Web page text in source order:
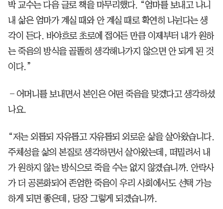
박 교수는 다음 글로 책을 마무리했다. “엄마를 보내고 나니
내 삶은 엄마가 계실 때와 안 계실 때로 확연히 나뉜다는 생
각이 든다. 바야흐로 초로에 접어든 만큼 이제부터 내가 원하
는 죽음의 방식을 골똘히 생각해나가지 않으면 안 되게 된 것
이다.”
―어머니를 보내면서 본인은 어떤 죽음을 맞겠다고 생각하셨
나요.
“저는 외롭되 자유롭고 자유롭되 외로운 삶을 살아왔습니다.
주체성을 삶의 본질로 생각하면서 살아왔는데, 떠밀려서 내
가 원하지 않는 방식으로 죽을 수는 없지 않겠습니까. 안락사
가 더 공론화되어 존엄한 죽음이 우리 사회에서도 선택 가능
하게 되면 좋은데, 당장 그렇게 되겠습니까.